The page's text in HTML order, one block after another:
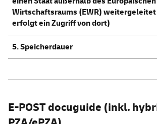
Wirtschaftsraums (EWR) weitergeleitet
erfolgt ein Zugriff von dort)
5. Speicherdauer
E-POST docuguide (inkl.